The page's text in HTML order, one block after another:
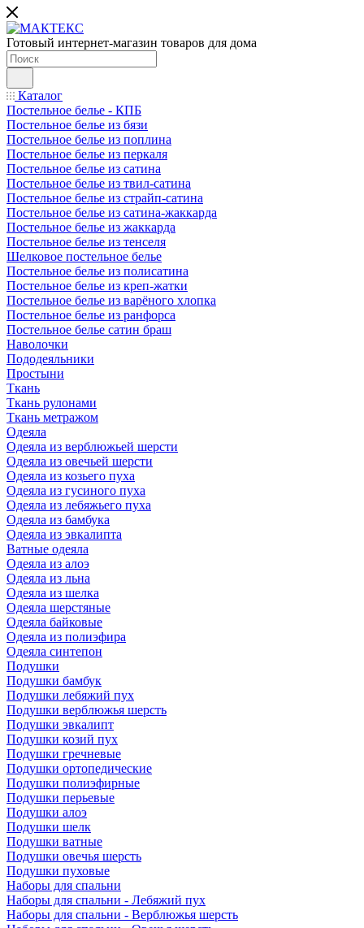
Готовый интернет-магазин товаров для дома
Каталог
Постельное белье - КПБ
Постельное белье из бязи
Постельное белье из поплина
Постельное белье из перкаля
Постельное белье из сатина
Постельное белье из твил-сатина
Постельное белье из страйп-сатина
Постельное белье из сатина-жаккарда
Постельное белье из жаккарда
Постельное белье из тенселя
Шелковое постельное белье
Постельное белье из полисатина
Постельное белье из креп-жатки
Постельное белье из варёного хлопка
Постельное белье из ранфорса
Постельное белье сатин браш
Наволочки
Пододеяльники
Простыни
Ткань
Ткань рулонами
Ткань метражом
Одеяла
Одеяла из верблюжьей шерсти
Одеяла из овечьей шерсти
Одеяла из козьего пуха
Одеяла из гусиного пуха
Одеяла из лебяжьего пуха
Одеяла из бамбука
Одеяла из эвкалипта
Ватные одеяла
Одеяла из алоэ
Одеяла из льна
Одеяла из шелка
Одеяла шерстяные
Одеяла байковые
Одеяла из полиэфира
Одеяла синтепон
Подушки
Подушки бамбук
Подушки лебяжий пух
Подушки верблюжья шерсть
Подушки эвкалипт
Подушки козий пух
Подушки гречневые
Подушки ортопедические
Подушки полиэфирные
Подушки перьевые
Подушки алоэ
Подушки шелк
Подушки ватные
Подушки овечья шерсть
Подушки пуховые
Наборы для спальни
Наборы для спальни - Лебяжий пух
Наборы для спальни - Верблюжья шерсть